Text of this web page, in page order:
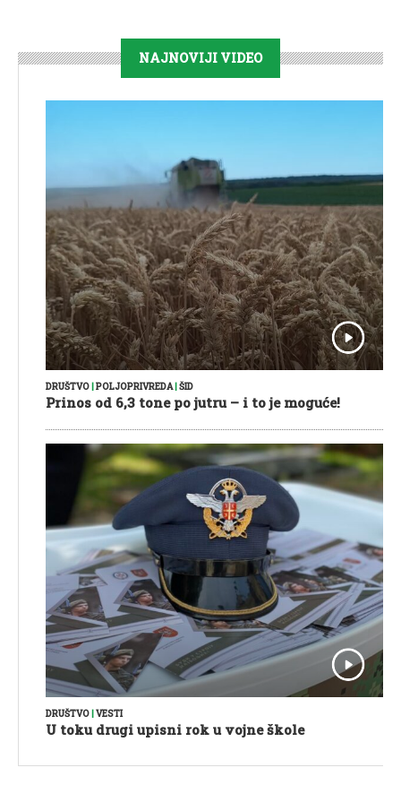
NAJNOVIJI VIDEO
DRUŠTVO|POLJOPRIVREDA|ŠID
Prinos od 6,3 tone po jutru – i to je moguće!
DRUŠTVO|VESTI
U toku drugi upisni rok u vojne škole